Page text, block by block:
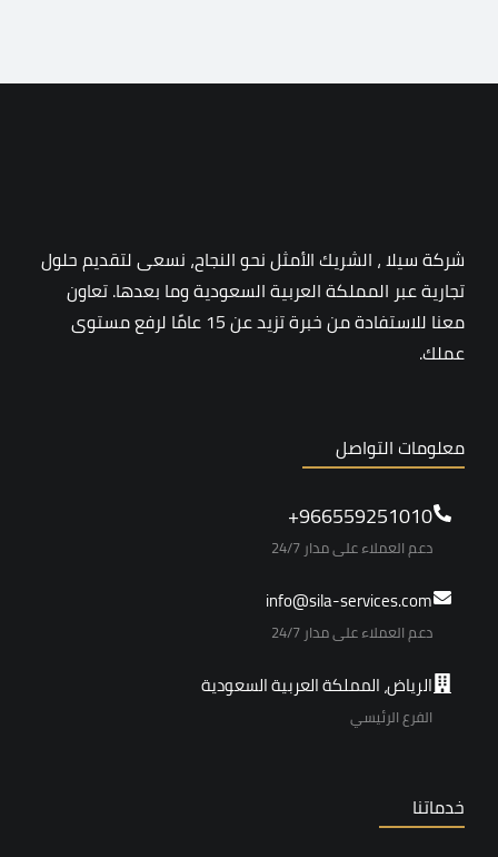
شركة سيلا ، الشريك الأمثل نحو النجاح، نسعى لتقديم حلول
تجارية عبر المملكة العربية السعودية وما بعدها. تعاون
معنا للاستفادة من خبرة تزيد عن 15 عامًا لرفع مستوى
عملك.
معلومات التواصل
966559251010+
دعم العملاء على مدار 24/7
info@sila-services.com
دعم العملاء على مدار 24/7
الرياض، المملكة العربية السعودية
الفرع الرئيسي
خدماتنا